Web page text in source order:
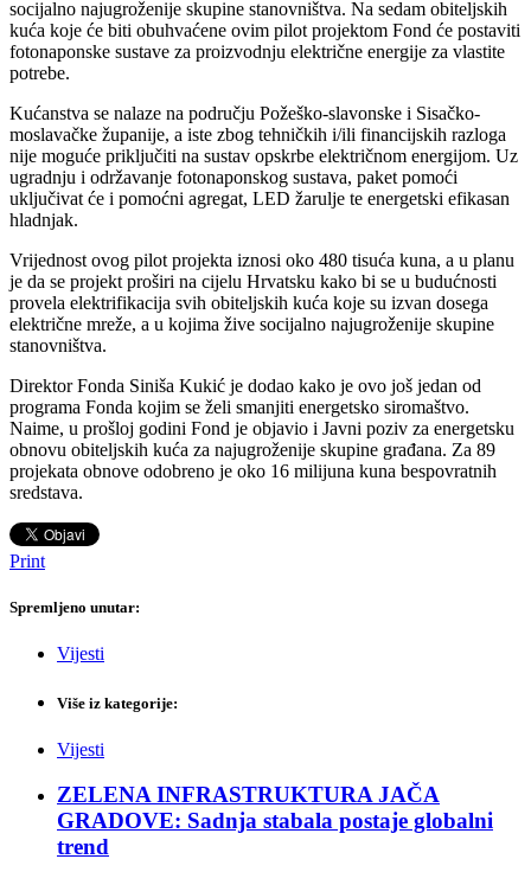
socijalno najugroženije skupine stanovništva. Na sedam obiteljskih
kuća koje će biti obuhvaćene ovim pilot projektom Fond će postaviti
fotonaponske sustave za proizvodnju električne energije za vlastite
potrebe.
Kućanstva se nalaze na području Požeško-slavonske i Sisačko-
moslavačke županije, a iste zbog tehničkih i/ili financijskih razloga
nije moguće priključiti na sustav opskrbe električnom energijom. Uz
ugradnju i održavanje fotonaponskog sustava, paket pomoći
uključivat će i pomoćni agregat, LED žarulje te energetski efikasan
hladnjak.
Vrijednost ovog pilot projekta iznosi oko 480 tisuća kuna, a u planu
je da se projekt proširi na cijelu Hrvatsku kako bi se u budućnosti
provela elektrifikacija svih obiteljskih kuća koje su izvan dosega
električne mreže, a u kojima žive socijalno najugroženije skupine
stanovništva.
Direktor Fonda Siniša Kukić je dodao kako je ovo još jedan od
programa Fonda kojim se želi smanjiti energetsko siromaštvo.
Naime, u prošloj godini Fond je objavio i Javni poziv za energetsku
obnovu obiteljskih kuća za najugroženije skupine građana. Za 89
projekata obnove odobreno je oko 16 milijuna kuna bespovratnih
sredstava.
Print
Spremljeno unutar:
Vijesti
Više iz kategorije:
Vijesti
ZELENA INFRASTRUKTURA JAČA
GRADOVE: Sadnja stabala postaje globalni
trend